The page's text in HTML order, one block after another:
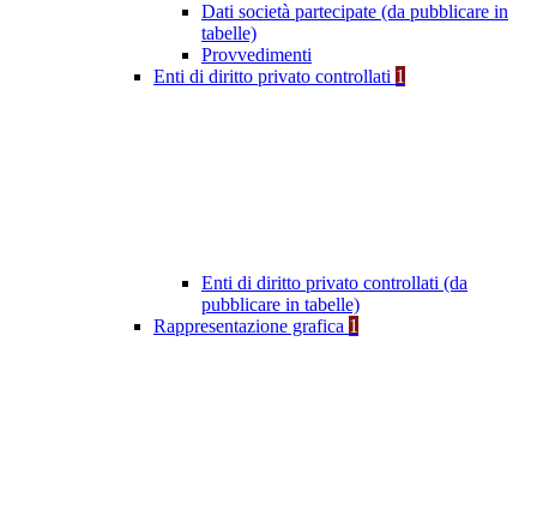
Dati società partecipate (da pubblicare in
tabelle)
Provvedimenti
Enti di diritto privato controllati 1
Enti di diritto privato controllati (da
pubblicare in tabelle)
Rappresentazione grafica 1